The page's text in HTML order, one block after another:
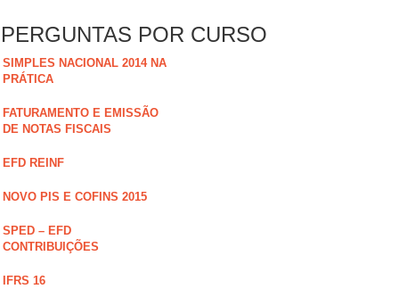
PERGUNTAS POR CURSO
SIMPLES NACIONAL 2014 NA
PRÁTICA
FATURAMENTO E EMISSÃO
DE NOTAS FISCAIS
EFD REINF
NOVO PIS E COFINS 2015
SPED – EFD
CONTRIBUIÇÕES
IFRS 16